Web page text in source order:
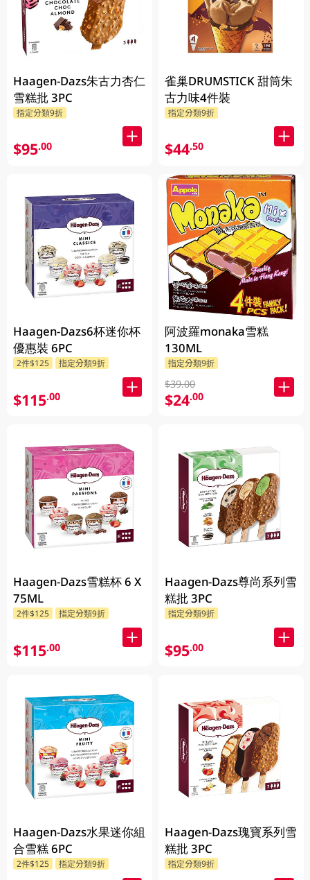
Haagen-Dazs朱古力杏仁
雪糕批 3PC
指定分類9折
$95.00
Haagen-Dazs6杯迷你杯
優惠裝 6PC
2件$125 指定分類9折
$115.00
Haagen-Dazs雪糕杯 6 X
75ML
2件$125 指定分類9折
$115.00
Haagen-Dazs水果迷你組
合雪糕 6PC
2件$125 指定分類9折
雀巢DRUMSTICK 甜筒朱
古力味4件裝
指定分類9折
$44.50
阿波羅monaka雪糕
130ML
指定分類9折
$39.00
$24.00
Haagen-Dazs尊尚系列雪
糕批 3PC
指定分類9折
$95.00
Haagen-Dazs瑰寶系列雪
糕批 3PC
指定分類9折